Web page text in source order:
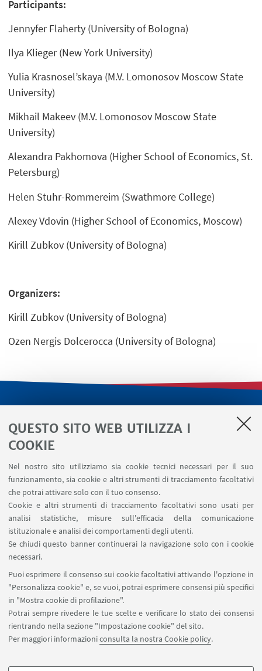
QUESTO SITO WEB UTILIZZA I
COOKIE
Nel nostro sito utilizziamo sia cookie tecnici necessari per il suo
funzionamento, sia cookie e altri strumenti di tracciamento facoltativi
che potrai attivare solo con il tuo consenso.
Cookie e altri strumenti di tracciamento facoltativi sono usati per
analisi statistiche, misure sull'efficacia della comunicazione
istituzionale e analisi dei comportamenti degli utenti.
Se chiudi questo banner continuerai la navigazione solo con i cookie
necessari.
Puoi esprimere il consenso sui cookie facoltativi attivando l'opzione in
"Personalizza cookie" e, se vuoi, potrai esprimere consensi più specifici
in "Mostra cookie di profilazione".
Potrai sempre rivedere le tue scelte e verificare lo stato dei consensi
rientrando nella sezione "Impostazione cookie" del sito.
Per maggiori informazioniconsulta la nostra Cookie policy.
Participants:
Jennyfer Flaherty (University of Bologna)
Ilya Klieger (New York University)
Yulia Krasnosel’skaya (M.V. Lomonosov Moscow State
University)
Mikhail Makeev (M.V. Lomonosov Moscow State
University)
Alexandra Pakhomova (Higher School of Economics, St.
Petersburg)
Helen Stuhr-Rommereim (Swathmore College)
Alexey Vdovin (Higher School of Economics, Moscow)
Kirill Zubkov (University of Bologna)
Organizers:
Kirill Zubkov (University of Bologna)
Ozen Nergis Dolcerocca (University of Bologna)
Segnala un evento
Contatti
SEGUI IL DIPARTIMENTO SU:
SEGUI UNIBO SU:
APP: